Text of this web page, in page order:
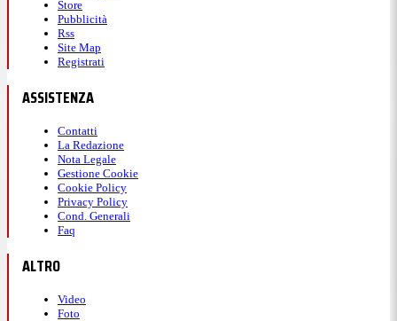
Store
Pubblicità
Rss
Site Map
Registrati
ASSISTENZA
Contatti
La Redazione
Nota Legale
Gestione Cookie
Cookie Policy
Privacy Policy
Cond. Generali
Faq
ALTRO
Video
Foto